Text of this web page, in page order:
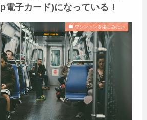
電子カード)になっている！
ワシントンを楽しみたい